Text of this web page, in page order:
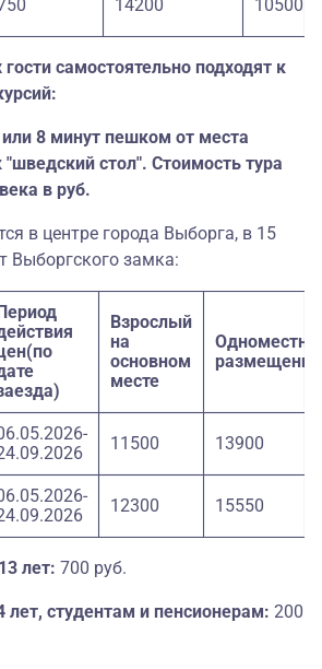
14200 10500
самостоятельно подходят к
8 минут пешком от места
"шведский стол". Стоимость тура
в руб.
в центре города Выборга, в 15
Выборгского замка:
Период
Взрослый
на
основном
месте
размещение
11500 13900
12300 15550
лет: 700 руб.
лет, студентам и пенсионерам: 200